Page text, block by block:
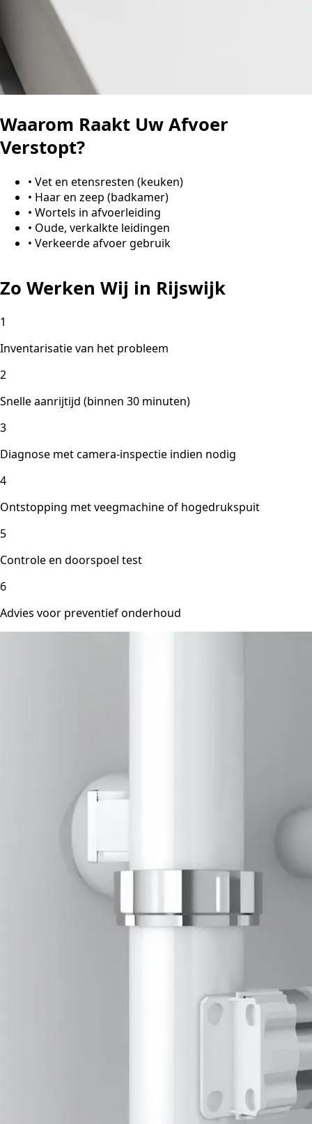
Waarom Raakt Uw Afvoer
Verstopt?
• Vet en etensresten (keuken)
• Haar en zeep (badkamer)
• Wortels in afvoerleiding
• Oude, verkalkte leidingen
• Verkeerde afvoer gebruik
Zo Werken Wij in Rijswijk
1
Inventarisatie van het probleem
2
Snelle aanrijtijd (binnen 30 minuten)
3
Diagnose met camera-inspectie indien nodig
4
Ontstopping met veegmachine of hogedrukspuit
5
Controle en doorspoel test
6
Advies voor preventief onderhoud